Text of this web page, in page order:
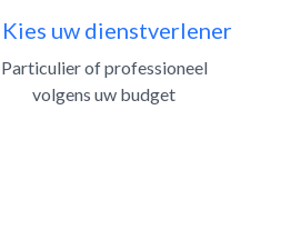
uw dienstverlener
Particulier of professioneel
volgens uw budget